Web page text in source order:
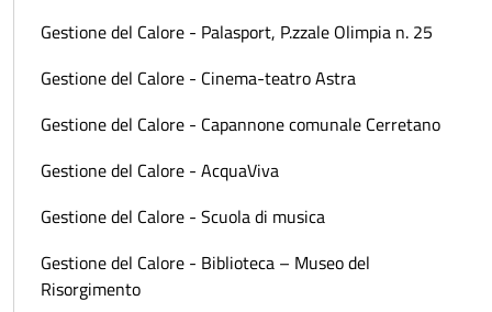
Gestione del Calore - Palasport, P.zzale Olimpia n. 25
Gestione del Calore - Cinema-teatro Astra
Gestione del Calore - Capannone comunale Cerretano
Gestione del Calore - AcquaViva
Gestione del Calore - Scuola di musica
Gestione del Calore - Biblioteca – Museo del
Risorgimento